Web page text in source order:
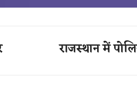
राजस्थान में